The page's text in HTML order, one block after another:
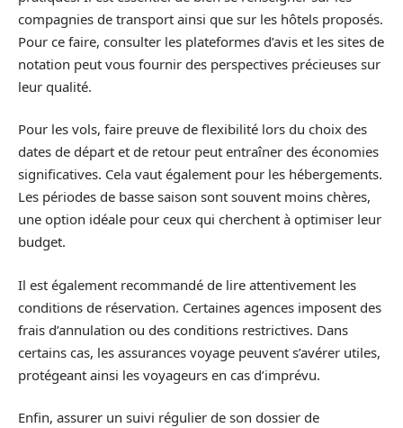
compagnies de transport ainsi que sur les hôtels proposés.
Pour ce faire, consulter les plateformes d’avis et les sites de
notation peut vous fournir des perspectives précieuses sur
leur qualité.
Pour les vols, faire preuve de flexibilité lors du choix des
dates de départ et de retour peut entraîner des économies
significatives. Cela vaut également pour les hébergements.
Les périodes de basse saison sont souvent moins chères,
une option idéale pour ceux qui cherchent à optimiser leur
budget.
Il est également recommandé de lire attentivement les
conditions de réservation. Certaines agences imposent des
frais d’annulation ou des conditions restrictives. Dans
certains cas, les assurances voyage peuvent s’avérer utiles,
protégeant ainsi les voyageurs en cas d’imprévu.
Enfin, assurer un suivi régulier de son dossier de